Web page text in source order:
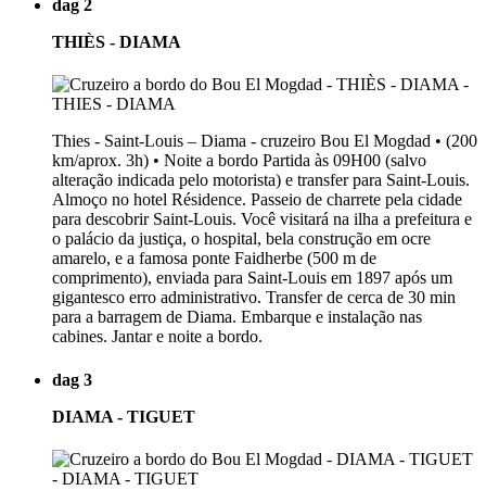
dag 2
THIÈS - DIAMA
Thies - Saint-Louis – Diama - cruzeiro Bou El Mogdad • (200
km/aprox. 3h) • Noite a bordo Partida às 09H00 (salvo
alteração indicada pelo motorista) e transfer para Saint-Louis.
Almoço no hotel Résidence. Passeio de charrete pela cidade
para descobrir Saint-Louis. Você visitará na ilha a prefeitura e
o palácio da justiça, o hospital, bela construção em ocre
amarelo, e a famosa ponte Faidherbe (500 m de
comprimento), enviada para Saint-Louis em 1897 após um
gigantesco erro administrativo. Transfer de cerca de 30 min
para a barragem de Diama. Embarque e instalação nas
cabines. Jantar e noite a bordo.
dag 3
DIAMA - TIGUET